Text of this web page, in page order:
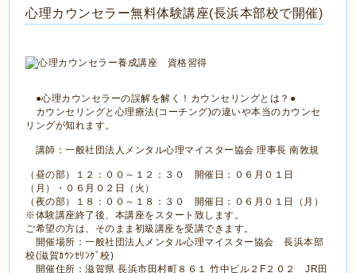
心理カウンセラー無料体験講座(長浜本部校で開催)
●心理カウンセラーの誤解を解く！カウンセリングとは？●
カウンセリングと心理療法(コーチング)の違いや本当のカウンセ
リングが知れます。
講師：一般社団法人メンタル心理マイスター協会 理事長 南敦規
（昼の部）１２：００～１２：３０ 開催日：０６月０１日
（月）・０６月０２日（火）
（夜の部）１８：００～１８：３０ 開催日：０６月０１日（月）
※体験講座終了後、本講座をスタート致します。
ご希望の方は、そのまま初級講座を受講できます。
開催場所：一般社団法人メンタル心理マイスター協会 長浜本部
校(滋賀ｶｳﾝｾﾘﾝｸﾞ校)
開催住所：滋賀県 長浜市田村町８６１ 竹中ビル２F２０２ JR田